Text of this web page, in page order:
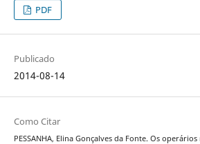
PDF
Publicado
2014-08-14
Como Citar
PESSANHA, Elina Gonçalves da Fonte. Os